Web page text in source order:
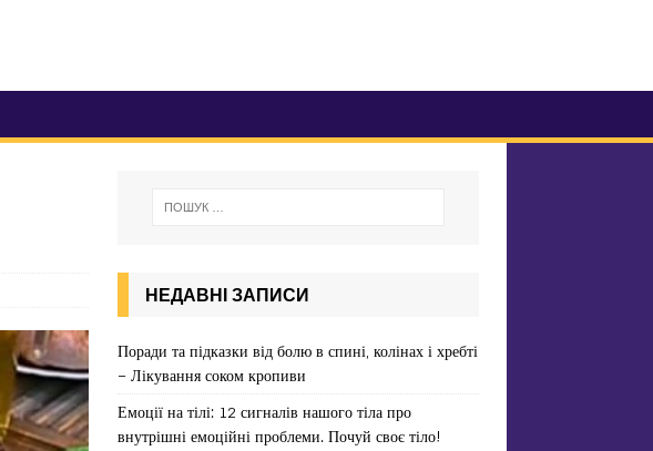
НЕДАВНІ ЗАПИСИ
Поради та підказки від болю в спині, колінах і хребті
– Лікування соком кропиви
Емоції на тілі: 12 сигналів нашого тіла про
внутрішні емоційні проблеми. Почуй своє тіло!